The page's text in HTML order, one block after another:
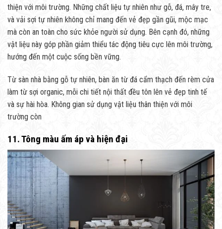
thiện với môi trường. Những chất liệu tự nhiên như gỗ, đá, mây tre,
và vải sợi tự nhiên không chỉ mang đến vẻ đẹp gần gũi, mộc mạc
mà còn an toàn cho sức khỏe người sử dụng. Bên cạnh đó, những
vật liệu này góp phần giảm thiểu tác động tiêu cực lên môi trường,
hướng đến một cuộc sống bền vững.
Từ sàn nhà bằng gỗ tự nhiên, bàn ăn từ đá cẩm thạch đến rèm cửa
làm từ sợi organic, mỗi chi tiết nội thất đều tôn lên vẻ đẹp tinh tế
và sự hài hòa. Không gian sử dụng vật liệu thân thiện với môi
trường còn
11. Tông màu ấm áp và hiện đại